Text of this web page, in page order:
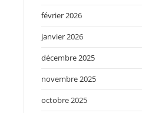
février 2026
janvier 2026
décembre 2025
novembre 2025
octobre 2025